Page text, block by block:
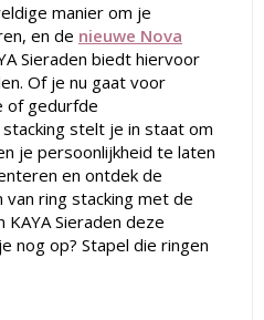
manier om je
en de nieuwe Nova
Sieraden biedt hiervoor
Of je nu gaat voor
of gedurfde
stelt je in staat om
je persoonlijkheid te laten
en ontdek de
ring stacking met de
KAYA Sieraden deze
nog op? Stapel die ringen